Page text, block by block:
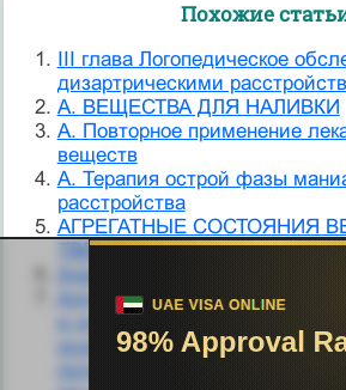
Похожие
III глава Логопедическое
дизартрическими
А. ВЕЩЕСТВА ДЛЯ НАЛИВКИ
А. Повторное применение
веществ
А. Терапия острой фазы
расстройства
АГРЕГАТНЫЕ СОСТОЯНИЯ
ТВЕРДОЕ ТЕЛО.
Адреномиметические
Алгоритм обоснования
и нутриентного состава
основе определения
потребности организма в